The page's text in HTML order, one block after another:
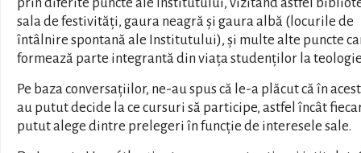
prin diferite puncte ale Institutului, vizitând astfel
sala de festivități, gaura neagră și gaura albă (locurile de
întâlnire spontană ale Institutului), și multe alte puncte
formează parte integrantă din viața studenților la
Pe baza conversațiilor, ne-au spus că le-a plăcut că în
au putut decide la ce cursuri să participe, astfel încât
putut alege dintre prelegeri în funcție de interesele sale.